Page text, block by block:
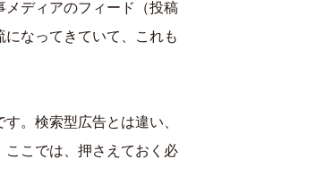
メディアのフィード（投稿
なってきていて、これも
。検索型広告とは違い、
こでは、押さえておく必